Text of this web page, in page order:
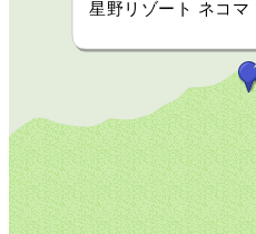
星野リゾート ネコマ